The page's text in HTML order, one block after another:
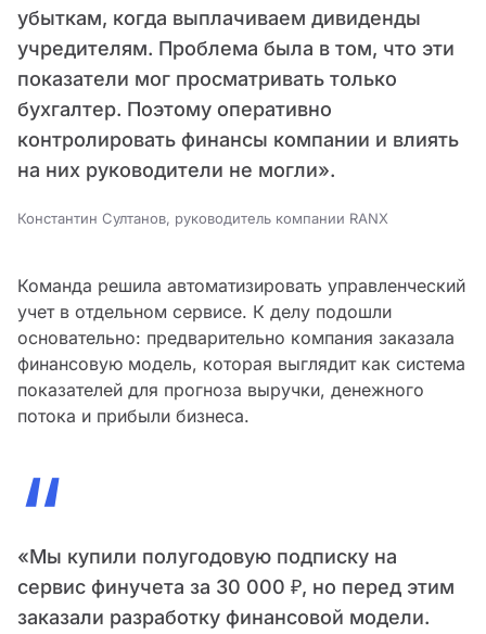
убыткам, когда выплачиваем дивиденды
учредителям. Проблема была в том, что эти
показатели мог просматривать только
бухгалтер. Поэтому оперативно
контролировать финансы компании и влиять
на них руководители не могли».
Константин Султанов, руководитель компании RANX
Команда решила автоматизировать управленческий
учет в отдельном сервисе. К делу подошли
основательно: предварительно компания заказала
финансовую модель, которая выглядит как система
показателей для прогноза выручки, денежного
потока и прибыли бизнеса.
“
«Мы купили полугодовую подписку на
сервис финучета за 30 000 ₽, но перед этим
заказали разработку финансовой модели.